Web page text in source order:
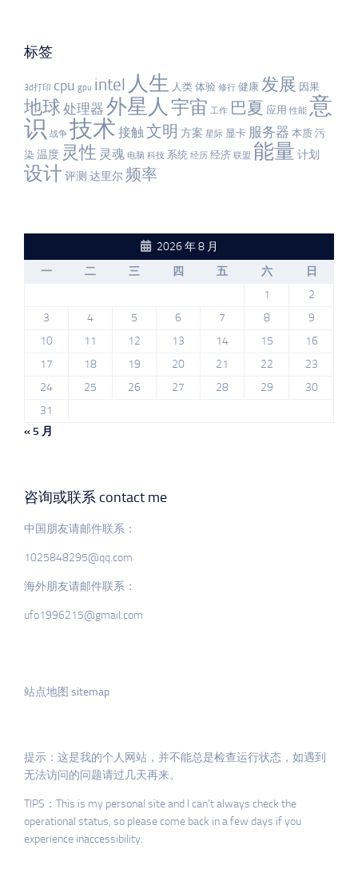
标签
3d打印 cpu gpu intel 人生 人类 体验 修行 健康 发展 因果
地球 处理器 外星人 宇宙 工作 巴夏 应用 性能 意
识 战争 技术 接触文明 方案 星际 显卡 服务器 本质 污
染 温度 灵性 灵魂 电脑 科技 系统 经历 经济 联盟 能量 计划
设计评测 达里尔频率
2026 年 8 月
一
二 三 四 五 六
日
1
2
3
4 5 6 7 8
9
10
11 12 13 14 15
16
17
18 19 20 21 22
23
24
25 26 27 28 29
30
31
« 5 月
咨询或联系 contact me
中国朋友请邮件联系：
1025848295@qq.com
海外朋友请邮件联系：
ufo1996215@gmail.com
站点地图 sitemap
提示：这是我的个人网站，并不能总是检查运行状态，如遇到
无法访问的问题请过几天再来。
TIPS：This is my personal site and I can’t always check the
operational status, so please come back in a few days if you
experience inaccessibility.